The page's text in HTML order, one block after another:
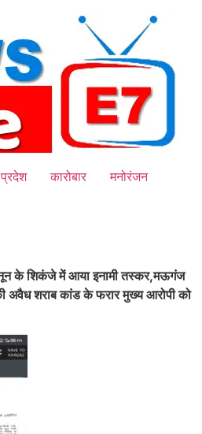
कारोबार
मनोरंजन
के शिकंजे में आया इनामी तस्कर,मऊगंज
अवैध शराब कांड के फरार मुख्य आरोपी को